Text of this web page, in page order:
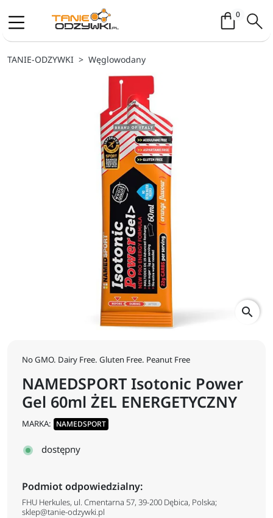
0Koszyk /
TANIE-ODZYWKI Węglowodany
search
No GMO. Dairy Free. Gluten Free. Peanut Free
NAMEDSPORT Isotonic Power
Gel 60ml ŻEL ENERGETYCZNY
MARKA: NAMEDSPORT
dostępny
Podmiot odpowiedzialny:
FHU Herkules, ul. Cmentarna 57, 39-200 Dębica, Polska;
sklep@tanie-odzywki.pl